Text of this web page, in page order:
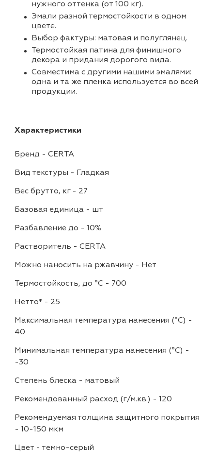
нужного оттенка (от 100 кг).
Эмали разной термостойкости в одном
цвете.
Выбор фактуры: матовая и полуглянец.
Термостойкая патина для финишного
декора и придания дорогого вида.
Совместима с другими нашими эмалями:
одна и та же пленка используется во всей
продукции.
Характеристики
Бренд - CERTA
Вид текстуры - Гладкая
Вес брутто, кг - 27
Базовая единица - шт
Разбавление до - 10%
Растворитель - CERTA
Можно наносить на ржавчину - Нет
Термостойкость, до °C - 700
Нетто* - 25
Максимальная температура нанесения (°С) -
40
Минимальная температура нанесения (°С) -
-30
Степень блеска - матовый
Рекомендованный расход (г/м.кв.) - 120
Рекомендуемая толщина защитного покрытия
- 10-150 мкм
Цвет - темно-серый